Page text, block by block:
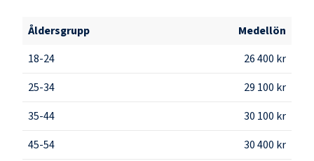
Åldersgrupp
Medellön
18-24
26 400 kr
25-34
29 100 kr
35-44
30 100 kr
45-54
30 400 kr